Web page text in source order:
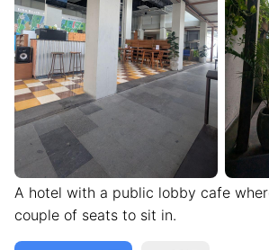
A hotel with a public lobby cafe
couple of seats to sit in.